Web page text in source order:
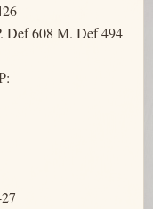
Def 608 M. Def 494